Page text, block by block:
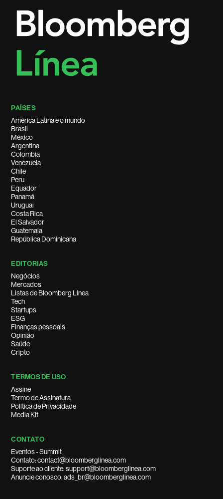
PAÍSES
América Latina e o mundo
Brasil
México
Argentina
Colombia
Venezuela
Chile
Peru
Equador
Panamá
Uruguai
Costa Rica
El Salvador
Guatemala
República Dominicana
EDITORIAS
Negócios
Mercados
Listas de Bloomberg Línea
Tech
Startups
ESG
Finanças pessoais
Opinião
Saúde
Cripto
TERMOS DE USO
Assine
Termo de Assinatura
Política de Privacidade
Media Kit
CONTATO
Eventos - Summit
Contato: contact@bloomberglinea.com
Suporte ao cliente: support@bloomberglinea.com
Anuncie conosco: ads_br@bloomberglinea.com